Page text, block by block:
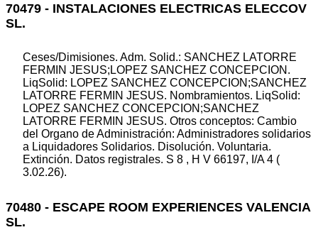
70479 - INSTALACIONES ELECTRICAS ELECCOV
SL.
Ceses/Dimisiones. Adm. Solid.: SANCHEZ LATORRE
FERMIN JESUS;LOPEZ SANCHEZ CONCEPCION.
LiqSolid: LOPEZ SANCHEZ CONCEPCION;SANCHEZ
LATORRE FERMIN JESUS. Nombramientos. LiqSolid:
LOPEZ SANCHEZ CONCEPCION;SANCHEZ
LATORRE FERMIN JESUS. Otros conceptos: Cambio
del Organo de Administración: Administradores solidarios
a Liquidadores Solidarios. Disolución. Voluntaria.
Extinción. Datos registrales. S 8 , H V 66197, I/A 4 (
3.02.26).
70480 - ESCAPE ROOM EXPERIENCES VALENCIA
SL.